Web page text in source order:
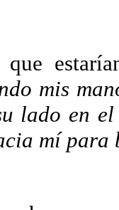
que
mis
lado en
mí para